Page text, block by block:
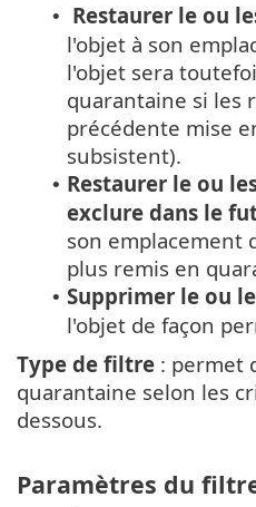
• Restaurer le ou
l'objet à son
l'objet sera
quarantaine si les
précédente mise
subsistent).
• Restaurer le ou
exclure dans le
son emplacement
plus remis en
• Supprimer le ou
l'objet de façon
Type de filtre : permet
quarantaine selon les
dessous.
Paramètres du